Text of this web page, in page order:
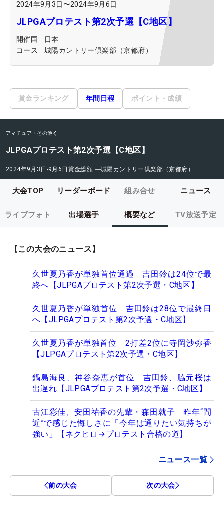
2024年9月3日 〜2024年9月6日
JLPGAプロテスト第2次予選【C地区】
開催国
日本
コース
城陽カントリー倶楽部（京都府）
賞金ランキング 年間日程 ポイント・成績
アマチュア・その他
JLPGAプロテスト第2次予選【C地区】
2024年9月3日-9月6日 賞金総額 ―城陽カントリー倶楽部（京都府）
大会TOP リーダーボード 組み合せ ニュース
ライブフォト 出場選手 概要など TV放送予定
【この大会のニュース】
久世夏乃香が単独首位通過 吉田鈴は24位で最
終へ【JLPGAプロテスト第2次予選・C地区】
久世夏乃香が単独首位 吉田鈴は28位で最終日
へ【JLPGAプロテスト第2次予選・C地区】
久世夏乃香が単独首位 2打差2位に寺岡沙弥香
【JLPGAプロテスト第2次予選・C地区】
鍋島海良、神谷奈恵が首位 吉田鈴、脇元桜は
出遅れ【JLPGAプロテスト第2次予選・C地区】
古江彩佳、安田祐香の先輩・森田就子 昨年“間
近”で感じた悔しさに「今年は通りたい気持ちが
強い」【ネクヒロ→プロテスト合格の道】
ニュース一覧
前の大会 次の大会